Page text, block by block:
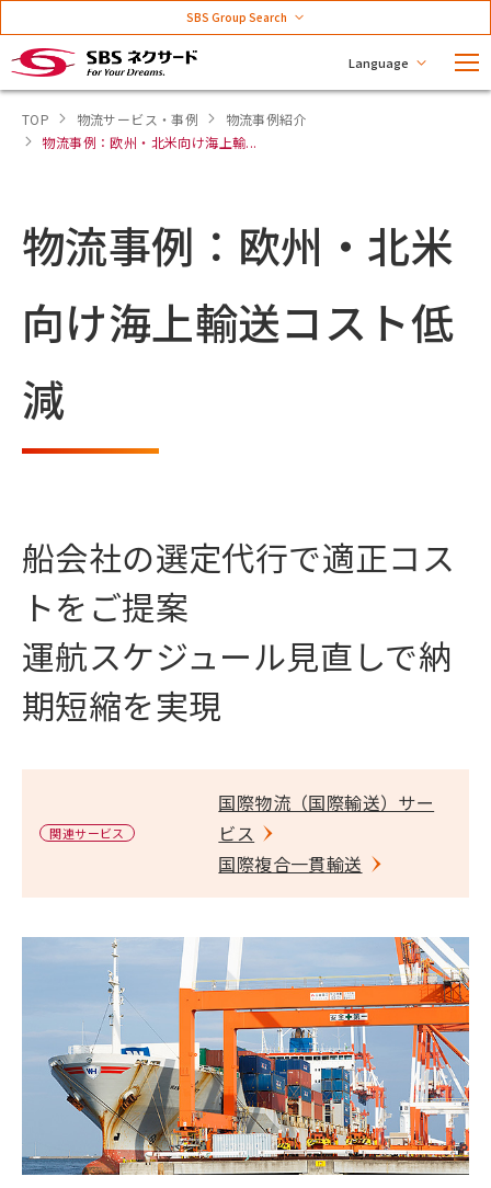
Language
SBS Group Search
TOP 物流サービス・事例
物流事例紹介
物流事例：欧州・北米向け海上輸...
物流事例：欧州・北米
向け海上輸送コスト低
減
船会社の選定代行で適正コス
トをご提案
運航スケジュール見直しで納
期短縮を実現
関連サービス
国際物流（国際輸送）サー
ビス
国際複合一貫輸送